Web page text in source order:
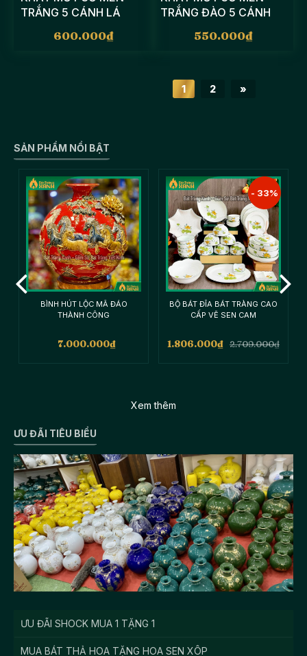
TRẮNG 5 CÁNH LÁ
600.000₫
TRẮNG ĐÀO 5 CÁNH
550.000₫
1 2 »
SẢN PHẨM NỔI BẬT
BÌNH HÚT LỘC MÃ ĐÁO
THÀNH CÔNG
7.000.000₫
- 33%
BỘ BÁT ĐĨA BÁT TRÀNG CAO
CẤP VẼ SEN CAM
1.806.000₫ 2.709.000₫
Xem thêm
ƯU ĐÃI TIÊU BIỂU
ƯU ĐÃI SHOCK MUA 1 TẶNG 1
MUA BÁT THẢ HOA TẶNG HOA SEN XÔP